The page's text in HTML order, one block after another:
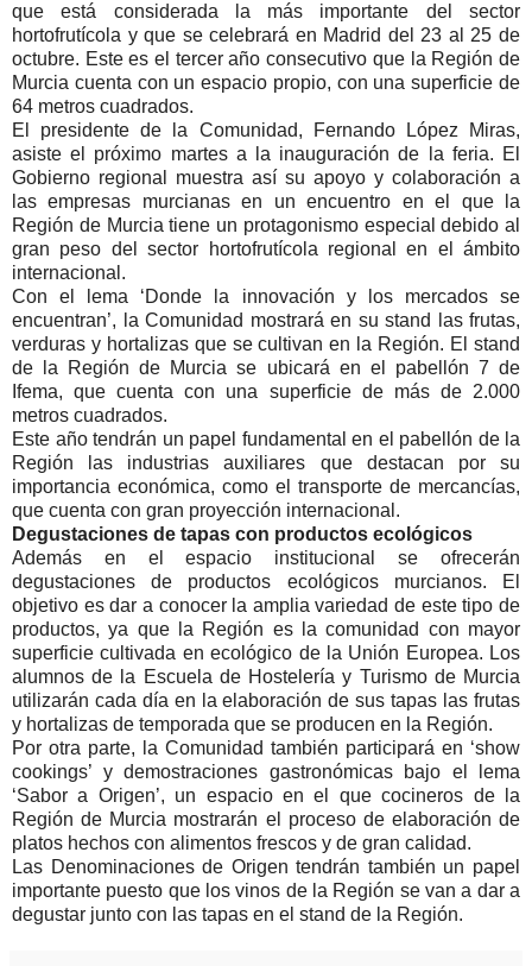
que está considerada la más importante del sector
hortofrutícola y que se celebrará en Madrid del 23 al 25 de
octubre. Este es el tercer año consecutivo que la Región de
Murcia cuenta con un espacio propio, con una superficie de
64 metros cuadrados.
El presidente de la Comunidad, Fernando López Miras,
asiste el próximo martes a la inauguración de la feria. El
Gobierno regional muestra así su apoyo y colaboración a
las empresas murcianas en un encuentro en el que la
Región de Murcia tiene un protagonismo especial debido al
gran peso del sector hortofrutícola regional en el ámbito
internacional.
Con el lema ‘Donde la innovación y los mercados se
encuentran’, la Comunidad mostrará en su stand las frutas,
verduras y hortalizas que se cultivan en la Región. El stand
de la Región de Murcia se ubicará en el pabellón 7 de
Ifema, que cuenta con una superficie de más de 2.000
metros cuadrados.
Este año tendrán un papel fundamental en el pabellón de la
Región las industrias auxiliares que destacan por su
importancia económica, como el transporte de mercancías,
que cuenta con gran proyección internacional.
Degustaciones de tapas con productos ecológicos
Además en el espacio institucional se ofrecerán
degustaciones de productos ecológicos murcianos. El
objetivo es dar a conocer la amplia variedad de este tipo de
productos, ya que la Región es la comunidad con mayor
superficie cultivada en ecológico de la Unión Europea. Los
alumnos de la Escuela de Hostelería y Turismo de Murcia
utilizarán cada día en la elaboración de sus tapas las frutas
y hortalizas de temporada que se producen en la Región.
Por otra parte, la Comunidad también participará en ‘show
cookings’ y demostraciones gastronómicas bajo el lema
‘Sabor a Origen’, un espacio en el que cocineros de la
Región de Murcia mostrarán el proceso de elaboración de
platos hechos con alimentos frescos y de gran calidad.
Las Denominaciones de Origen tendrán también un papel
importante puesto que los vinos de la Región se van a dar a
degustar junto con las tapas en el stand de la Región.